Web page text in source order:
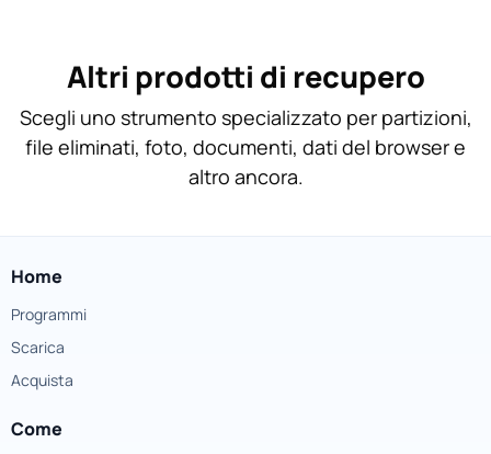
Altri prodotti di recupero
Scegli uno strumento specializzato per partizioni,
file eliminati, foto, documenti, dati del browser e
altro ancora.
Home
Programmi
Scarica
Acquista
Come